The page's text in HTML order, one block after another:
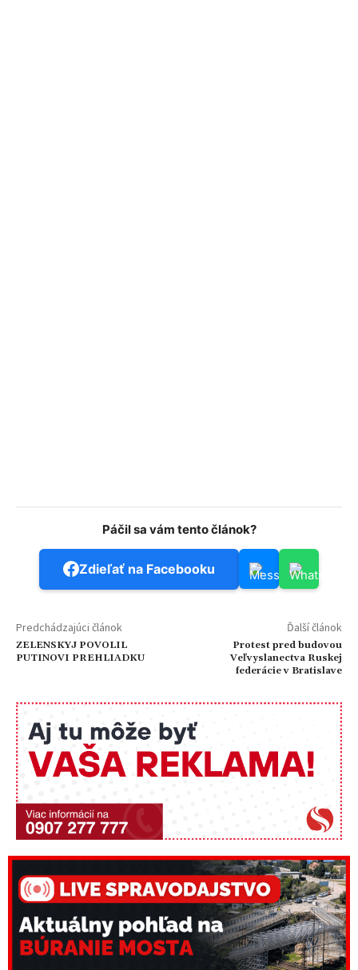
Páčil sa vám tento článok?
Zdieľať na Facebooku
Predchádzajúci článok
ZELENSKYJ POVOLIL
PUTINOVI PREHLIADKU
Ďalší článok
Protest pred budovou
Veľvyslanectva Ruskej
federácie v Bratislave